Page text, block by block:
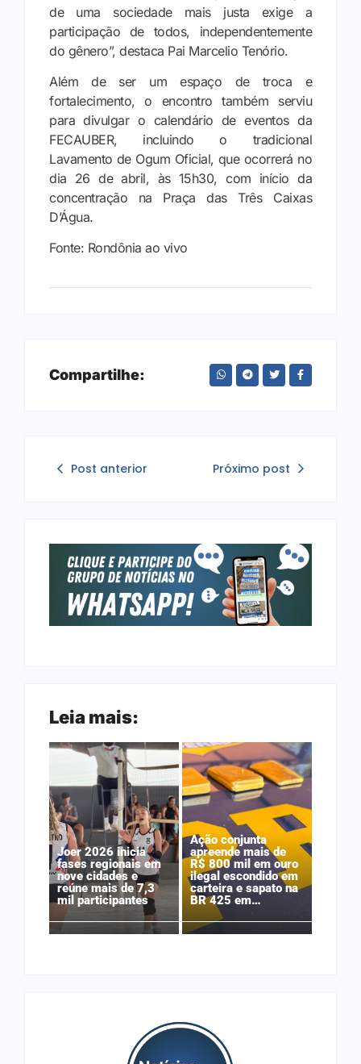
de uma sociedade mais justa exige a
participação de todos, independentemente
do gênero”, destaca Pai Marcelio Tenório.
Além de ser um espaço de troca e
fortalecimento, o encontro também serviu
para divulgar o calendário de eventos da
FECAUBER, incluindo o tradicional
Lavamento de Ogum Oficial, que ocorrerá no
dia 26 de abril, às 15h30, com início da
concentração na Praça das Três Caixas
D’Água.
Fonte: Rondônia ao vivo
Compartilhe:
Post anterior Próximo post
Leia mais:
Joer 2026 inicia
fases regionais em
nove cidades e
reúne mais de 7,3
mil participantes
Ação conjunta
apreende mais de
R$ 800 mil em ouro
ilegal escondido em
carteira e sapato na
BR 425 em…